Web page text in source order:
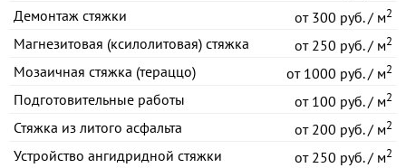
Демонтаж стяжки от300 руб. / м2
Магнезитовая (ксилолитовая) стяжка от250 руб. / м2
Мозаичная стяжка (тераццо) от1000 руб. / м2
Подготовительные работы от100 руб. / м2
Стяжка из литого асфальта от200 руб. / м2
Устройство ангидридной стяжки от250 руб. / м2